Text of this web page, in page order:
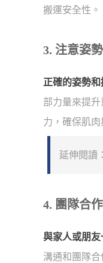
搬運安全性。
3. 注意姿
正確的姿勢
部力量來提
力，確保肌肉
延伸閱讀：
4. 團隊合作
與家人或朋友
溝通和團隊